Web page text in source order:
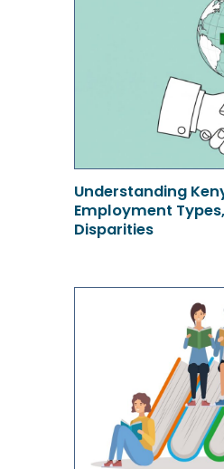
Understanding
Employment
Disparities